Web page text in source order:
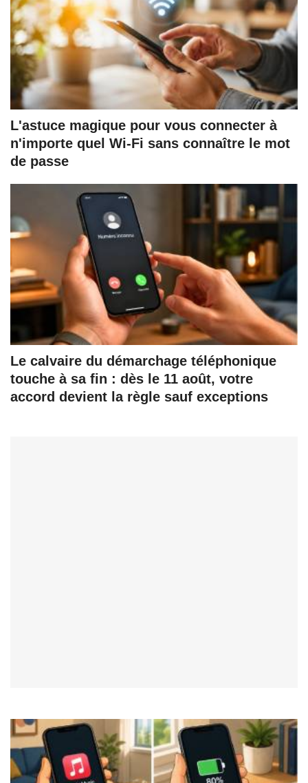
L'astuce magique pour vous connecter à
n'importe quel Wi-Fi sans connaître le mot
de passe
Le calvaire du démarchage téléphonique
touche à sa fin : dès le 11 août, votre
accord devient la règle sauf exceptions